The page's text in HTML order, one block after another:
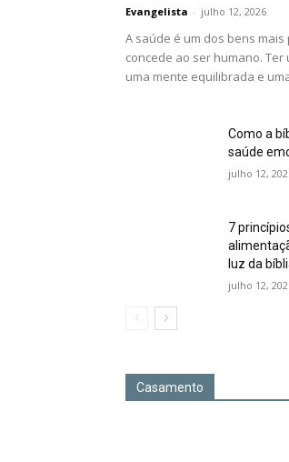
Evangelista - julho 12, 2026
A saúde é um dos bens
concede ao ser humano.
uma mente equilibrada e
Como a
saúde
julho 12,
7
luz da
julho 12,
Casamento